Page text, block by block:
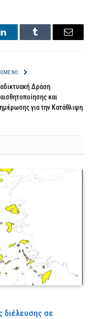
LinkedInTumblr Email
Δράση
και
για την Κατάθλιψη
διέλευσης σε